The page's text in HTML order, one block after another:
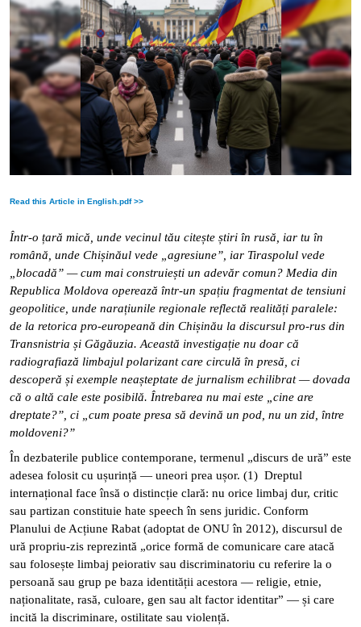
Read this Article in English.pdf >>
Într-o țară mică, unde vecinul tău citește știri în rusă, iar tu în
română, unde Chișinăul vede „agresiune”, iar Tiraspolul vede
„blocadă” — cum mai construiești un adevăr comun? Media din
Republica Moldova operează într-un spațiu fragmentat de tensiuni
geopolitice, unde narațiunile regionale reflectă realități paralele:
de la retorica pro-europeană din Chișinău la discursul pro-rus din
Transnistria și Găgăuzia. Această investigație nu doar că
radiografiază limbajul polarizant care circulă în presă, ci
descoperă și exemple neașteptate de jurnalism echilibrat — dovada
că o altă cale este posibilă. Întrebarea nu mai este „cine are
dreptate?”, ci „cum poate presa să devină un pod, nu un zid, între
moldoveni?”
În dezbaterile publice contemporane, termenul „discurs de ură” este
adesea folosit cu ușurință — uneori prea ușor. (1) Dreptul
internațional face însă o distincție clară: nu orice limbaj dur, critic
sau partizan constituie hate speech în sens juridic. Conform
Planului de Acțiune Rabat (adoptat de ONU în 2012), discursul de
ură propriu-zis reprezintă „orice formă de comunicare care atacă
sau folosește limbaj peiorativ sau discriminatoriu cu referire la o
persoană sau grup pe baza identității acestora — religie, etnie,
naționalitate, rasă, culoare, gen sau alt factor identitar” — și care
incită la discriminare, ostilitate sau violență.